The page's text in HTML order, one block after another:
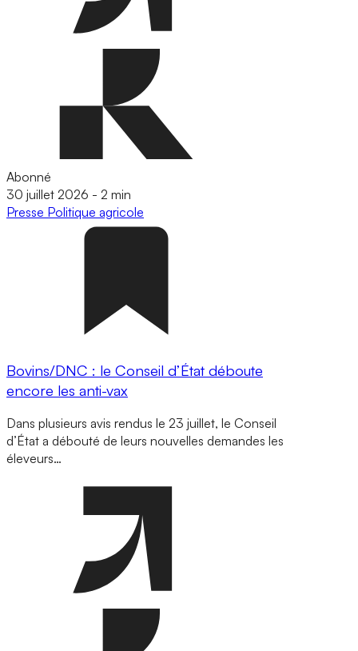
Abonné
30 juillet 2026 - 2 min
Presse Politique agricole
Bovins/DNC : le Conseil d’État déboute
encore les anti-vax
Dans plusieurs avis rendus le 23 juillet, le Conseil
d’État a débouté de leurs nouvelles demandes les
éleveurs…